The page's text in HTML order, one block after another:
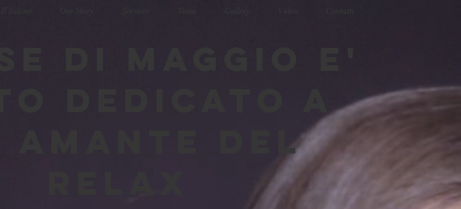
DEDICATO A
AMANTE DEL